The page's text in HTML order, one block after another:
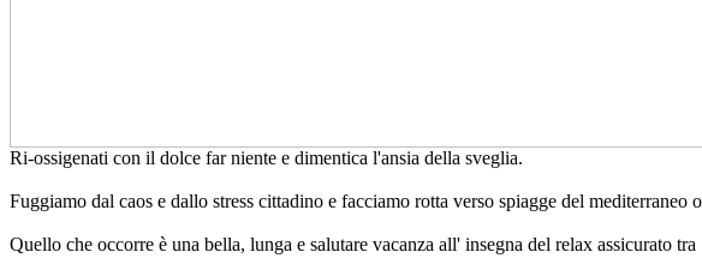
Ri-ossigenati con il dolce far niente e dimentica l'ansia della sveglia.
Fuggiamo dal caos e dallo stress cittadino e facciamo rotta verso spiagge del mediterraneo
Quello che occorre è una bella, lunga e salutare vacanza all' insegna del relax assicurato